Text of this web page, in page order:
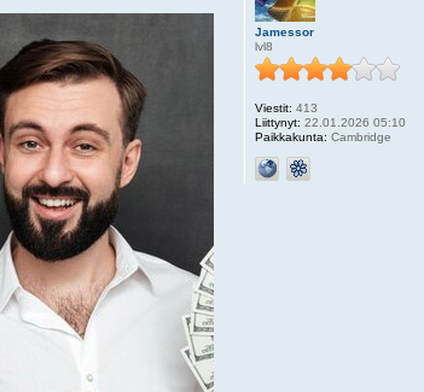
Jamessor
lvl8
Viestit: 413
Liittynyt: 22.01.2026 05:10
Paikkakunta: Cambridge